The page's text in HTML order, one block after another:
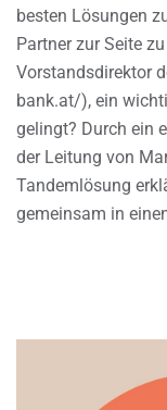
besten Lösungen
Partner zur Seite
Vorstandsdirektor
bank.at/), ein
gelingt? Durch ein
der Leitung von
Tandemlösung
gemeinsam in